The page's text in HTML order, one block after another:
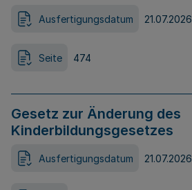
Ausfertigungsdatum 21.07.2026
Seite 474
Gesetz zur Änderung des
Kinderbildungsgesetzes
Ausfertigungsdatum 21.07.2026